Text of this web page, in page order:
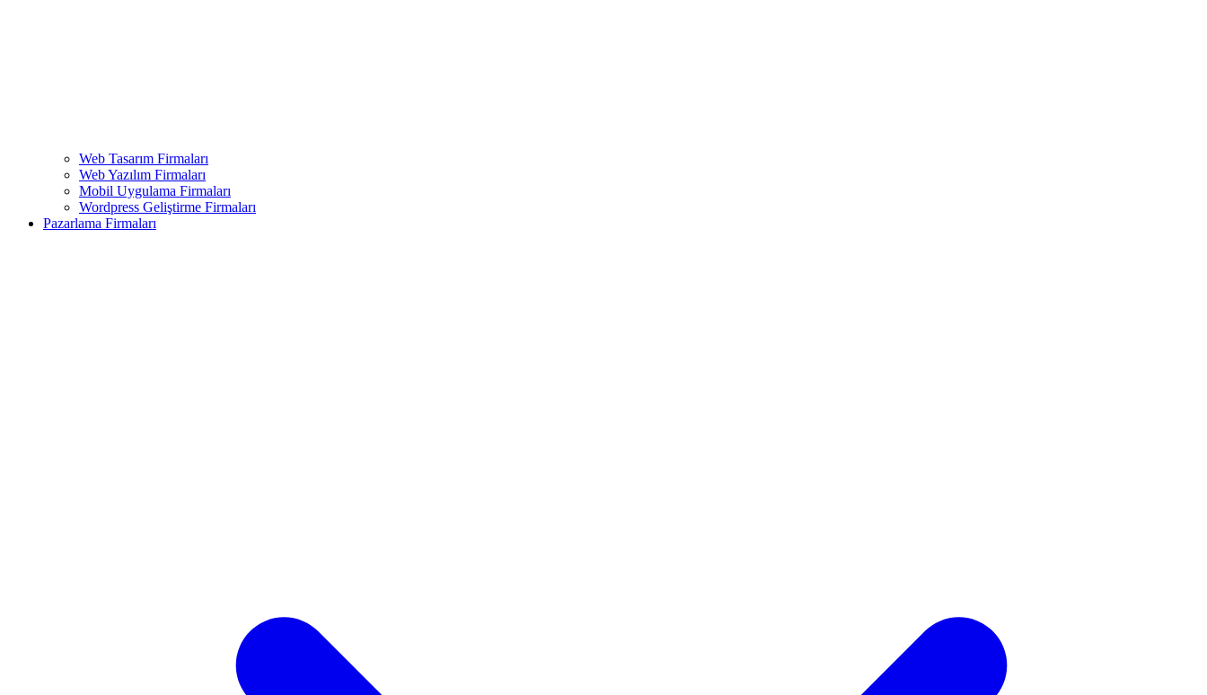
Web Tasarım Firmaları
Web Yazılım Firmaları
Mobil Uygulama Firmaları
Wordpress Geliştirme Firmaları
Pazarlama Firmaları